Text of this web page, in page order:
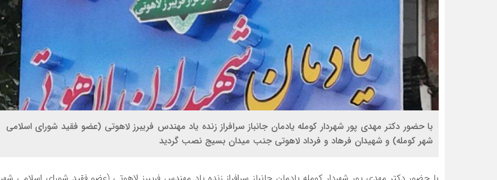
با حضور دکتر مهدی پور شهردار کومله یادمان جانباز سرافراز زنده یاد مهندس فریبرز لاهوتی (عضو فقید شورای اسلامی
شهر کومله) و شهیدان فرهاد و فرداد لاهوتی جنب میدان بسیج نصب گردید